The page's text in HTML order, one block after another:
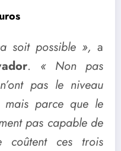
soit possible », a
. « Non pas
pas le niveau
parce que le
pas capable de
coûtent ces trois